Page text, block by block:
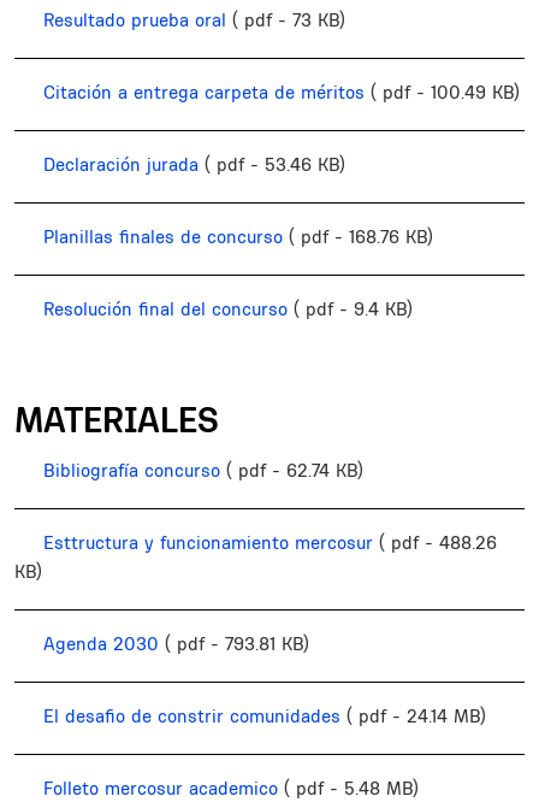
Resultado prueba oral ( pdf - 73 KB)
Citación a entrega carpeta de méritos ( pdf - 100.49 KB)
Declaración jurada ( pdf - 53.46 KB)
Planillas finales de concurso ( pdf - 168.76 KB)
Resolución final del concurso ( pdf - 9.4 KB)
MATERIALES
Bibliografía concurso ( pdf - 62.74 KB)
Esttructura y funcionamiento mercosur ( pdf - 488.26
KB)
Agenda 2030 ( pdf - 793.81 KB)
El desafio de constrir comunidades ( pdf - 24.14 MB)
Folleto mercosur academico ( pdf - 5.48 MB)